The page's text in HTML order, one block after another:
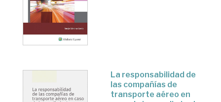
La responsabilidad de
las compañías de
transporte aéreo en